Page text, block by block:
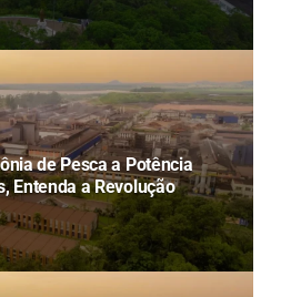
de Pesca a Potência
Entenda a Revolução